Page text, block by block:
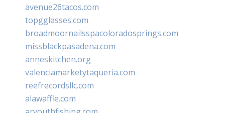
avenue26tacos.com
topgglasses.com
broadmoornailsspacoloradosprings.com
missblackpasadena.com
anneskitchen.org
valenciamarketytaqueria.com
reefrecordsllc.com
alawaffle.com